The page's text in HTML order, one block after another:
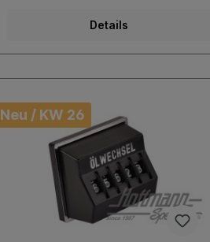
Details
Neu / KW 26